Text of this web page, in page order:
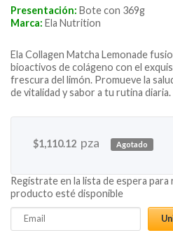
Presentación: Bote con 369g
Marca: Ela Nutrition
Ela Collagen Matcha Lemonade
bioactivos de colágeno con el
frescura del limón. Promueve la
de vitalidad y sabor a tu rutina diaria.
$1,110.12 pza Agotado
Regístrate en la lista de espera
producto esté disponible
Enter
your